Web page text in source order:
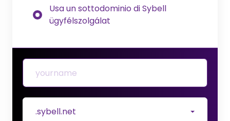
Usa un sottodominio di Sybell
ügyfélszolgálat
.sybell.net